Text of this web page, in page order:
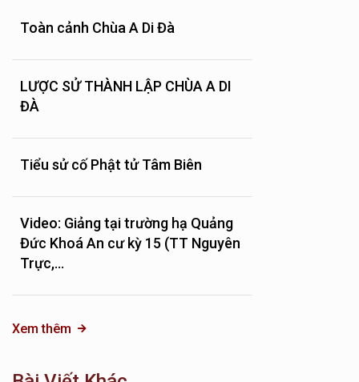
Toàn cảnh Chùa A Di Đà
LƯỢC SỬ THÀNH LẬP CHÙA A DI
ĐÀ
Tiểu sử cố Phật tử Tâm Biên
Video: Giảng tại trường hạ Quảng
Đức Khoá An cư kỳ 15 (TT Nguyên
Trực,...
Xem thêm